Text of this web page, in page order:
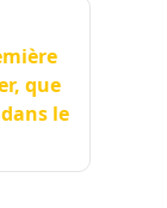
que
le